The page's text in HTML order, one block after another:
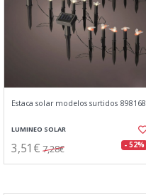
Estaca solar modelos surtidos 898168
LUMINEO SOLAR
3,51€ 7,28€ - 52%